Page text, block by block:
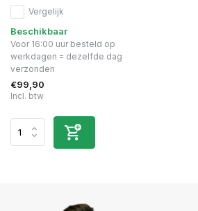
Vergelijk
Beschikbaar
Voor 16:00 uur besteld op
werkdagen = dezelfde dag
verzonden
€99,90
Incl. btw